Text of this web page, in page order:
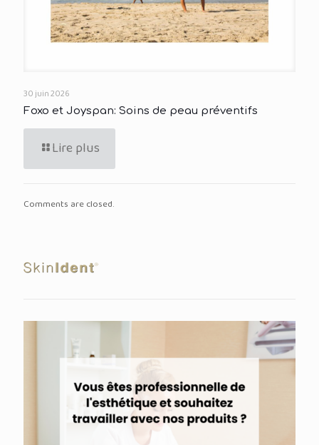
30 juin 2026
Foxo et Joyspan: Soins de peau préventifs
Lire plus
Comments are closed.